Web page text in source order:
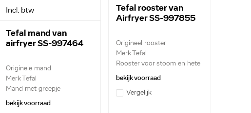
Incl. btw
Tefal mand van
airfryer SS-997464
Originele mand
Merk Tefal
Mand met greepje
bekijk voorraad
Tefal rooster van
Airfryer SS-997855
Origineel rooster
Merk Tefal
Rooster voor stoom en hete
lu...
bekijk voorraad
Vergelijk